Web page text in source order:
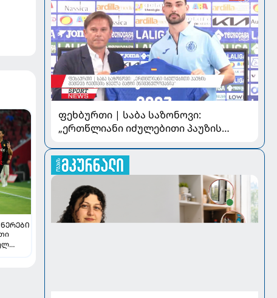
ფეხბურთი | საბა საზონოვი:
„ერთწლიანი იძულებითი პაუზის
მნიშვნელოვანია“